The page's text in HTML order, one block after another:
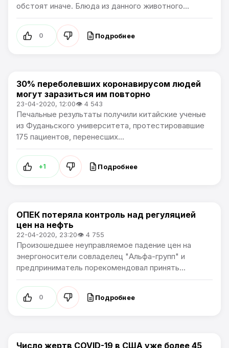
обстоят иначе. Блюда из данного животного...
0 Подробнее
Артемпортал / В мире
30% переболевших коронавирусом людей
могут заразиться им повторно
23-04-2020, 12:00👁 4 543
Печальные результаты получили китайские ученые
из Фуданьского университета, протестировавшие
175 пациентов, перенесших...
+1 Подробнее
Артемпортал / В мире
ОПЕК потеряла контроль над регуляцией
цен на нефть
22-04-2020, 23:20👁 4 755
Произошедшее неуправляемое падение цен на
энергоносители совладелец "Альфа-групп" и
предприниматель порекомендовал принять...
0 Подробнее
Число жертв COVID-19 в США уже более 45